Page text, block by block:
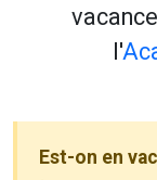
l'
Est-on en